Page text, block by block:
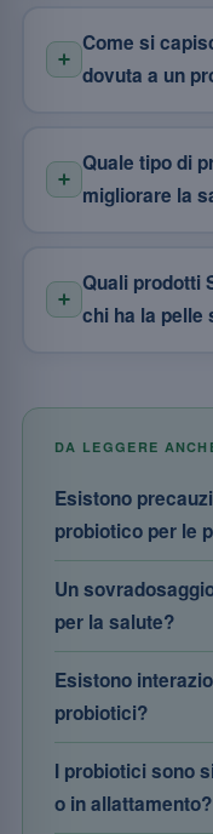
Come si
dovuta a un
Quale tipo di
migliorare la
Quali prodotti
chi ha la pelle
DA LEGGERE
Esistono
probiotico per le
Un
per la salute?
Esistono
probiotici?
I probiotici sono
o in allattamento?